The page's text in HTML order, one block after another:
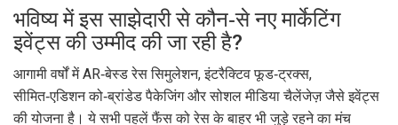
भविष्य में इस साझेदारी से कौन‑से नए मार्केटिंग
इवेंट्स की उम्मीद की जा रही है?
आगामी वर्षों में AR‑बेस्ड रेस सिमुलेशन, इंटरैक्टिव फूड‑ट्रक्स,
सीमित‑एडिशन को‑ब्रांडेड पैकेजिंग और सोशल मीडिया चैलेंजेज़ जैसे इवेंट्स
की योजना है। ये सभी पहलें फैंस को रेस के बाहर भी जुड़े रहने का मंच